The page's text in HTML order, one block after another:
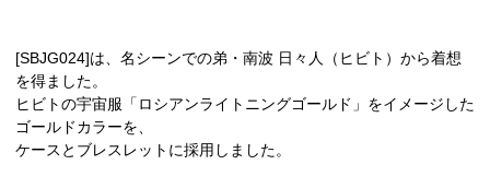
[SBJG024]は、名シーンでの弟・南波 日々人（ヒビト）から着想
を得ました。
ヒビトの宇宙服「ロシアンライトニングゴールド」をイメージした
ゴールドカラーを、
ケースとブレスレットに採用しました。